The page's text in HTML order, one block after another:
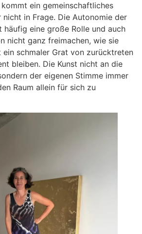
ein gemeinschaftliches
in Frage. Die Autonomie der
häufig eine große Rolle und auch
nicht ganz freimachen, wie sie
schmaler Grat von zurücktreten
bleiben. Die Kunst nicht an die
der eigenen Stimme immer
Raum allein für sich zu